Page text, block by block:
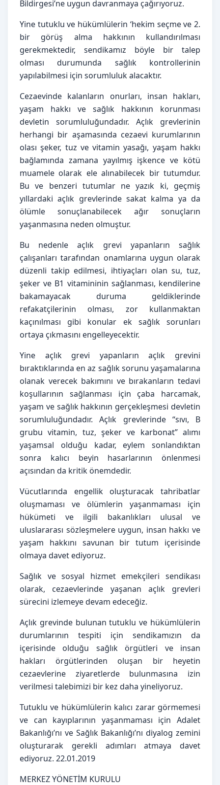
Bildirgesi’ne uygun davranmaya çağırıyoruz.
Yine tutuklu ve hükümlülerin ‘hekim seçme ve 2.
bir görüş alma hakkının kullandırılması
gerekmektedir, sendikamız böyle bir talep
olması durumunda sağlık kontrollerinin
yapılabilmesi için sorumluluk alacaktır.
Cezaevinde kalanların onurları, insan hakları,
yaşam hakkı ve sağlık hakkının korunması
devletin sorumluluğundadır. Açlık grevlerinin
herhangi bir aşamasında cezaevi kurumlarının
olası şeker, tuz ve vitamin yasağı, yaşam hakkı
bağlamında zamana yayılmış işkence ve kötü
muamele olarak ele alınabilecek bir tutumdur.
Bu ve benzeri tutumlar ne yazık ki, geçmiş
yıllardaki açlık grevlerinde sakat kalma ya da
ölümle sonuçlanabilecek ağır sonuçların
yaşanmasına neden olmuştur.
Bu nedenle açlık grevi yapanların sağlık
çalışanları tarafından onamlarına uygun olarak
düzenli takip edilmesi, ihtiyaçları olan su, tuz,
şeker ve B1 vitamininin sağlanması, kendilerine
bakamayacak duruma geldiklerinde
refakatçilerinin olması, zor kullanmaktan
kaçınılması gibi konular ek sağlık sorunları
ortaya çıkmasını engelleyecektir.
Yine açlık grevi yapanların açlık grevini
bıraktıklarında en az sağlık sorunu yaşamalarına
olanak verecek bakımını ve bırakanların tedavi
koşullarının sağlanması için çaba harcamak,
yaşam ve sağlık hakkının gerçekleşmesi devletin
sorumluluğundadır. Açlık grevlerinde “sıvı, B
grubu vitamin, tuz, şeker ve karbonat” alımı
yaşamsal olduğu kadar, eylem sonlandıktan
sonra kalıcı beyin hasarlarının önlenmesi
açısından da kritik önemdedir.
Vücutlarında engellik oluşturacak tahribatlar
oluşmaması ve ölümlerin yaşanmaması için
hükümeti ve ilgili bakanlıkları ulusal ve
uluslararası sözleşmelere uygun, insan hakkı ve
yaşam hakkını savunan bir tutum içerisinde
olmaya davet ediyoruz.
Sağlık ve sosyal hizmet emekçileri sendikası
olarak, cezaevlerinde yaşanan açlık grevleri
sürecini izlemeye devam edeceğiz.
Açlık grevinde bulunan tutuklu ve hükümlülerin
durumlarının tespiti için sendikamızın da
içerisinde olduğu sağlık örgütleri ve insan
hakları örgütlerinden oluşan bir heyetin
cezaevlerine ziyaretlerde bulunmasına izin
verilmesi talebimizi bir kez daha yineliyoruz.
Tutuklu ve hükümlülerin kalıcı zarar görmemesi
ve can kayıplarının yaşanmaması için Adalet
Bakanlığı’nı ve Sağlık Bakanlığı’nı diyalog zemini
oluşturarak gerekli adımları atmaya davet
ediyoruz. 22.01.2019
MERKEZ YÖNETİM KURULU